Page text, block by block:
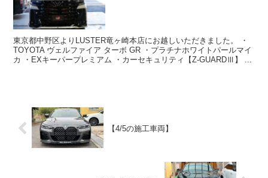
東京都中野区よりLUSTER竜ヶ崎本店にお越しいただきました。 ・
TOYOTA ヴェルファイア ターボ GR ・プラチナホワイトパールマイ
カ ・EXキーパープレミアム ・カーセキュリティ【Z-GUARDⅢ】 ...
【4/5の施工車両】